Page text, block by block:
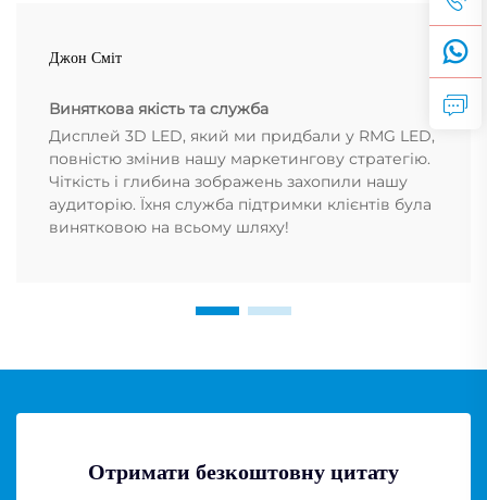
Джон Сміт
Виняткова якість та служба
Дисплей 3D LED, який ми придбали у RMG LED,
повністю змінив нашу маркетингову стратегію.
Чіткість і глибина зображень захопили нашу
аудиторію. Їхня служба підтримки клієнтів була
винятковою на всьому шляху!
Отримати безкоштовну цитату